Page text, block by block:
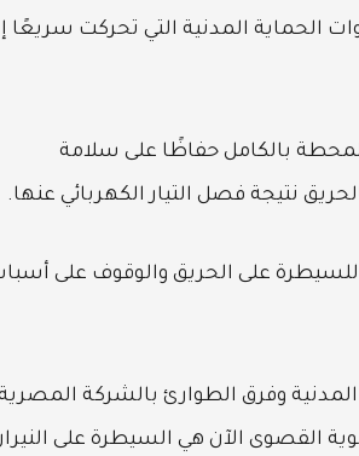
تم التواصل مع قوات الحماية المدنية التي تحركت سريعًا
بالكامل حفاظًا على سلامة
نتيجة فصل التيار الكهربائي عنها.
على الحريق والوقوف على
المدنية وفرق الطوارئ بالشركة
القصوى الآن هي السيطرة على